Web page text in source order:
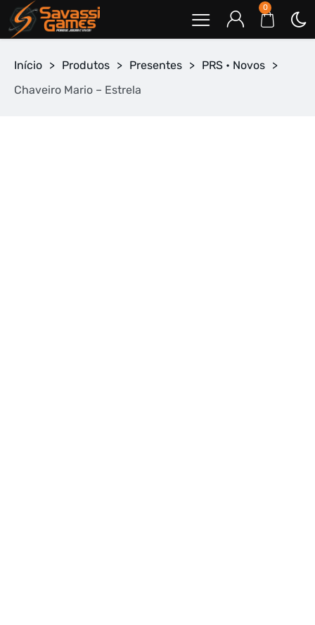
0
Início > Produtos > Presentes > PRS • Novos >
Chaveiro Mario – Estrela